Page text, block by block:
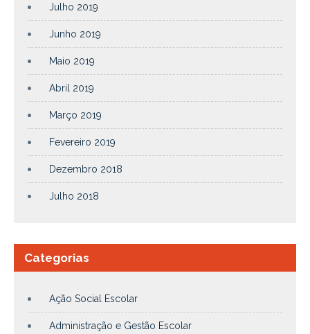
Julho 2019
Junho 2019
Maio 2019
Abril 2019
Março 2019
Fevereiro 2019
Dezembro 2018
Julho 2018
Categorias
Ação Social Escolar
Administração e Gestão Escolar